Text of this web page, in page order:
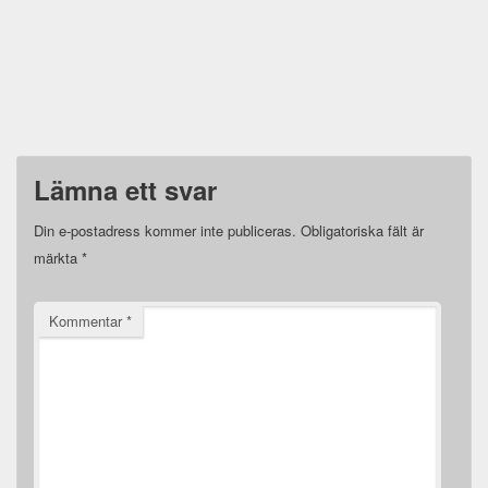
Lämna ett svar
Din e-postadress kommer inte publiceras. Obligatoriska fält är
märkta *
Kommentar*